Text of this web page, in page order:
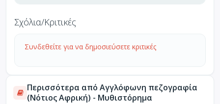
Σχόλια/Κριτικές
Συνδεθείτε για να δημοσιεύσετε κριτικές
Περισσότερα από Αγγλόφωνη πεζογραφία
(Νότιος Αφρική) - Μυθιστόρημα